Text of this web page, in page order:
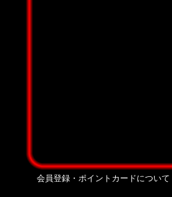
会員登録・ポイントカードについて